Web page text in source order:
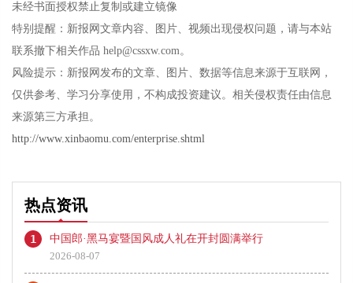
未经书面授权禁止复制或建立镜像
特别提醒：新报网文章内容、图片、视频出现侵权问题，请与本站
联系撤下相关作品 help@cssxw.com。
风险提示：新报网发布的文章、图片、数据等信息来源于互联网，
仅供参考、学习分享使用，不构成投资建议。相关侵权责任由信息
来源第三方承担。
http://www.xinbaomu.com/enterprise.shtml
热点资讯
1
中国郎·黑马宴暨国风成人礼在开封圆满举行
2026-08-07